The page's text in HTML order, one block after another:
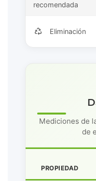
recomendada
Eliminación
Mediciones de
de
PROPIEDAD